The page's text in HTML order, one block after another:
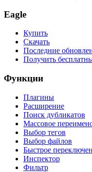
Eagle
Купить
Скачать
Последние
Получить
Функции
Плагины
Расширение
Поиск дубликатов
Массовое
Выбор тегов
Выбор файлов
Быстрое
Инспектор
Фильтр